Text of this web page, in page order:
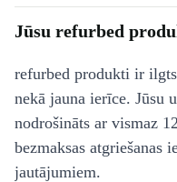
Jūsu refurbed
refurbed produkti ir
nekā jauna ierīce. Jūsu
nodrošināts ar vismaz
bezmaksas atgriešanas
jautājumiem.